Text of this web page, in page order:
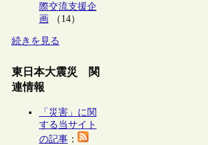
際交流支援企
画 （14）
続きを見る
東日本大震災 関
連情報
「災害」に関
する当サイト
の記事：